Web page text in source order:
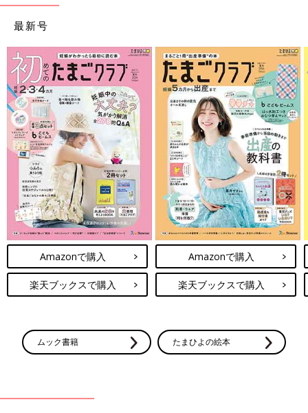
出典：Instagramアカウント「rio_maternity_」
りおさんは「ショートオール」を購入。股下のスナップボタンの
色味が違うので、留め間違いもしにくいとのこと。生地が丈夫な
ところもお気に入りなんだとか。丸襟のデザインもキュート！長
く着られそうなシンプルデザインもうれしいですね♪
夏の洗い替え用に◎。Tシャツやレギンスなどたく
さんゲット
最新号
Amazonで購入
楽天ブックスで購入
Amazonで購入
楽天ブックスで購入
ムック書籍 たまひよの絵本